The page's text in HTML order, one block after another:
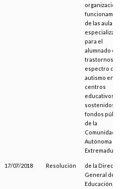
organización y
funcionamiento
de las aulas
especializadas
para el
alumnado con
trastornos del
espectro del
autismo en
centros
educativos
sostenidos con
fondos públicos
de la
Comunidad
Autónoma de
Extremadura
17/07/2018 Resolución
de la Dirección
General de
Educación, por